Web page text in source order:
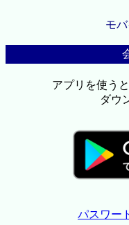
モ
アプリを使う
ダウ
パスワー